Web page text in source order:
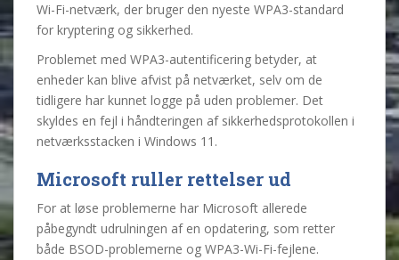
Wi-Fi-netværk, der bruger den nyeste WPA3-standard
for kryptering og sikkerhed.
Problemet med WPA3-autentificering betyder, at
enheder kan blive afvist på netværket, selv om de
tidligere har kunnet logge på uden problemer. Det
skyldes en fejl i håndteringen af sikkerhedsprotokollen i
netværksstacken i Windows 11.
Microsoft ruller rettelser ud
For at løse problemerne har Microsoft allerede
påbegyndt udrulningen af en opdatering, som retter
både BSOD-problemerne og WPA3-Wi-Fi-fejlene.